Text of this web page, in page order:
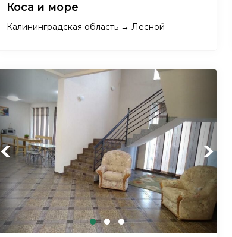
Коса и море
Калининградская область → Лесной
Previous Next